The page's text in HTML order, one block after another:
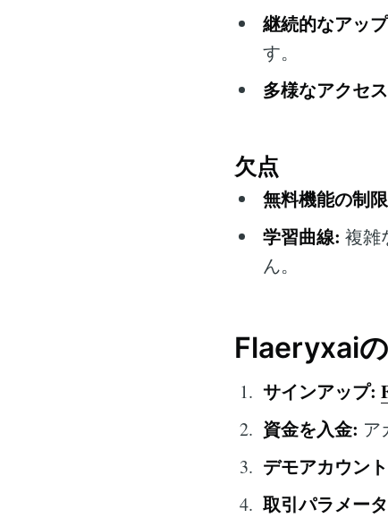
継続的なアッ
す。
多様なアクセ
欠点
無料機能の制
学習曲線: 複雑
ん。
Flaeryxai
サインアップ:
資金を入金: ア
デモアカウン
取引パラメー